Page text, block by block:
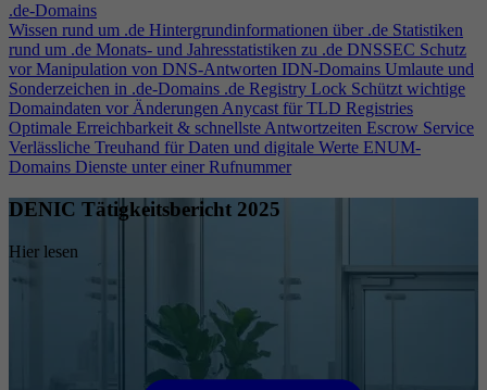
.de-Domains
Wissen rund um .de Hintergrundinformationen über .de Statistiken
rund um .de Monats- und Jahresstatistiken zu .de DNSSEC Schutz
vor Manipulation von DNS-Antworten IDN-Domains Umlaute und
Sonderzeichen in .de-Domains .de Registry Lock Schützt wichtige
Domaindaten vor ÄnderungenAnycast für TLD Registries
Optimale Erreichbarkeit & schnellste Antwortzeiten Escrow Service
Verlässliche Treuhand für Daten und digitale Werte ENUM-
Domains Dienste unter einer Rufnummer
DENIC Tätigkeitsbericht 2025
Hier lesen